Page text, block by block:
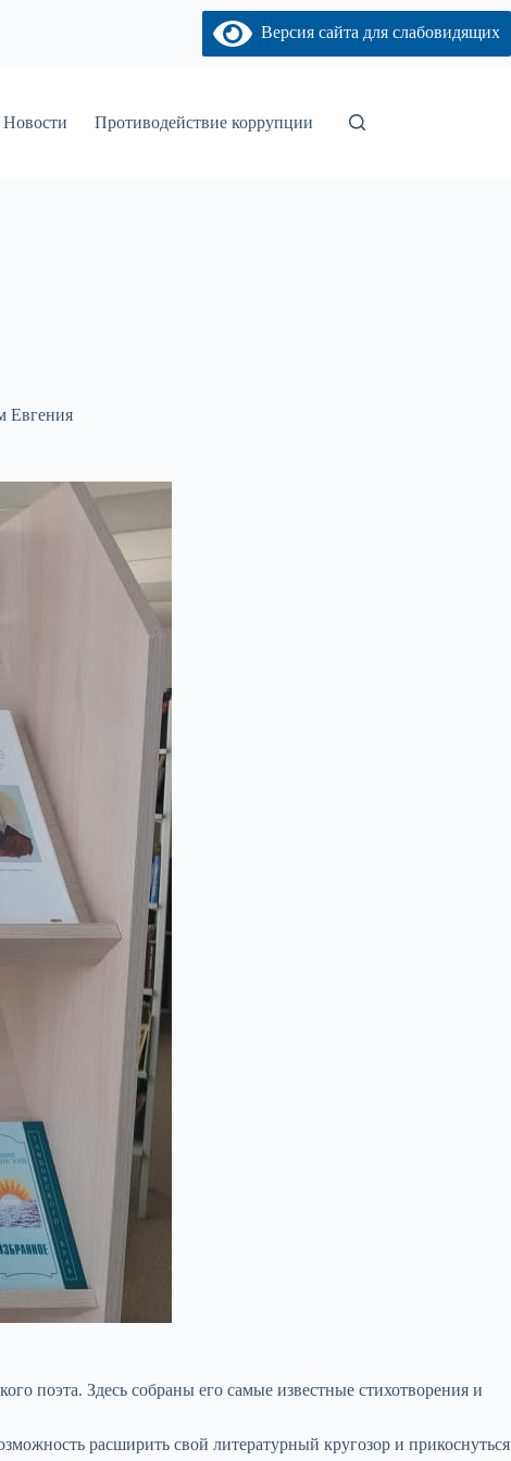
Версия сайта для слабовидящих
Новости Противодействие коррупции
Евгения
поэта. Здесь собраны его самые известные стихотворения и
расширить свой литературный кругозор и прикоснуться